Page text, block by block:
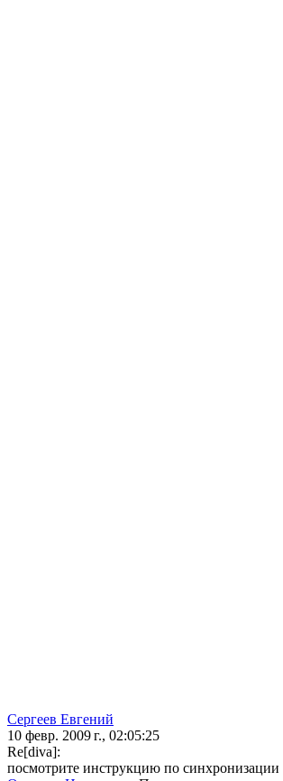
Сергеев Евгений
10 февр. 2009 г., 02:05:25
Re[diva]:
посмотрите инструкцию по